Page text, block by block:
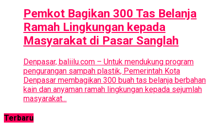
Pemkot Bagikan 300 Tas Belanja
Ramah Lingkungan kepada
Masyarakat di Pasar Sanglah
Denpasar, baliilu.com – Untuk mendukung program
pengurangan sampah plastik, Pemerintah Kota
Denpasar membagikan 300 buah tas belanja berbahan
kain dan anyaman ramah lingkungan kepada sejumlah
masyarakat...
Terbaru